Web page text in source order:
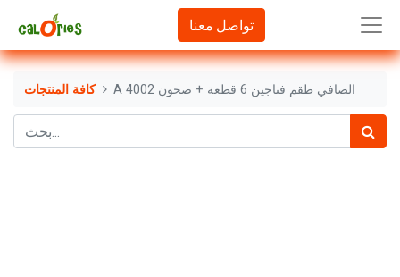
تواصل معنا
كافة المنتجات A 4002 الصافي طقم فناجين 6 قطعة + صحون